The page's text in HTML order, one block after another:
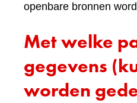
openbare bronnen
Met welke
gegevens
worden